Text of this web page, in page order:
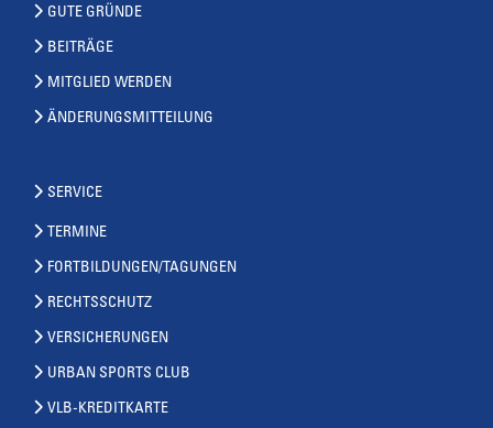
GUTE GRÜNDE
BEITRÄGE
MITGLIED WERDEN
ÄNDERUNGSMITTEILUNG
SERVICE
TERMINE
FORTBILDUNGEN/TAGUNGEN
RECHTSSCHUTZ
VERSICHERUNGEN
URBAN SPORTS CLUB
VLB-KREDITKARTE